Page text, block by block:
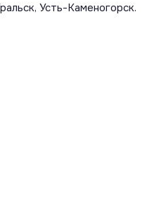
Усть-Каменогорск.